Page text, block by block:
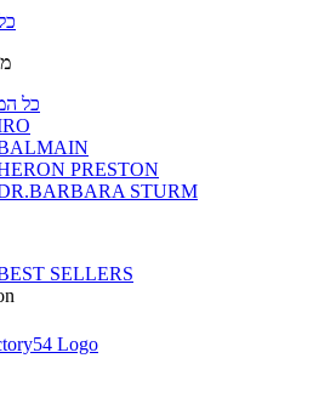
כל
PRESTON
STURM
SELLERS